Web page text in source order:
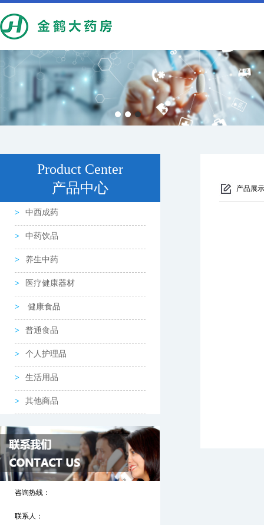
Product Center
产品中心
中西成药
中药饮品
养生中药
医疗健康器材
健康食品
普通食品
个人护理品
生活用品
其他商品
咨询热线：
联系人：
产品展示